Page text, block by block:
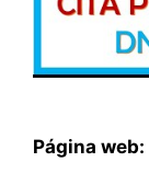
Página web: